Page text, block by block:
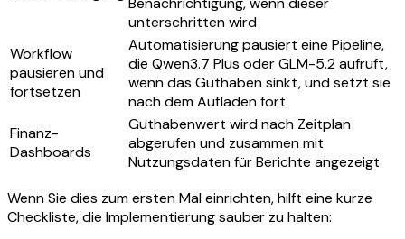
unterschritten wird
Workflow
pausieren und
fortsetzen
Automatisierung pausiert eine Pipeline,
die Qwen3.7 Plus oder GLM-5.2 aufruft,
wenn das Guthaben sinkt, und setzt sie
nach dem Aufladen fort
Finanz-
Dashboards
Guthabenwert wird nach Zeitplan
abgerufen und zusammen mit
Nutzungsdaten für Berichte angezeigt
Wenn Sie dies zum ersten Mal einrichten, hilft eine kurze
Checkliste, die Implementierung sauber zu halten: